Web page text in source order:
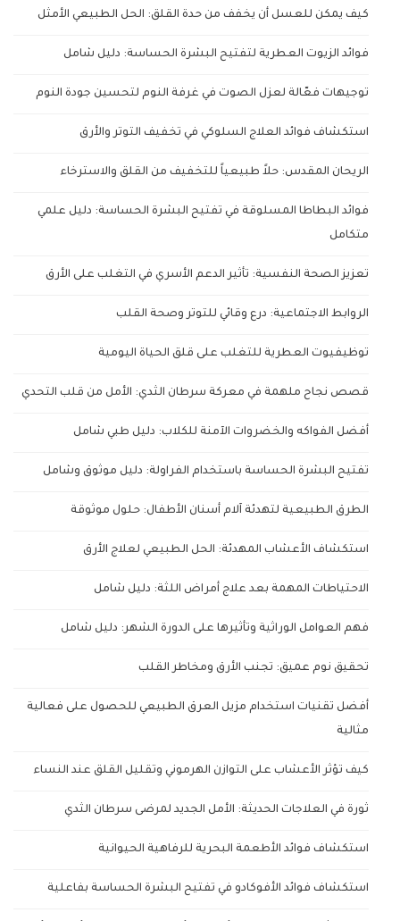
كيف يمكن للعسل أن يخفف من حدة القلق: الحل الطبيعي الأمثل
فوائد الزيوت العطرية لتفتيح البشرة الحساسة: دليل شامل
توجيهات فعّالة لعزل الصوت في غرفة النوم لتحسين جودة النوم
استكشاف فوائد العلاج السلوكي في تخفيف التوتر والأرق
الريحان المقدس: حلاً طبيعياً للتخفيف من القلق والاسترخاء
فوائد البطاطا المسلوقة في تفتيح البشرة الحساسة: دليل علمي
متكامل
تعزيز الصحة النفسية: تأثير الدعم الأسري في التغلب على الأرق
الروابط الاجتماعية: درع وقائي للتوتر وصحة القلب
توظيفيوت العطرية للتغلب على قلق الحياة اليومية
قصص نجاح ملهمة في معركة سرطان الثدي: الأمل من قلب التحدي
أفضل الفواكه والخضروات الآمنة للكلاب: دليل طبي شامل
تفتيح البشرة الحساسة باستخدام الفراولة: دليل موثوق وشامل
الطرق الطبيعية لتهدئة آلام أسنان الأطفال: حلول موثوقة
استكشاف الأعشاب المهدئة: الحل الطبيعي لعلاج الأرق
الاحتياطات المهمة بعد علاج أمراض اللثة: دليل شامل
فهم العوامل الوراثية وتأثيرها على الدورة الشهر: دليل شامل
تحقيق نوم عميق: تجنب الأرق ومخاطر القلب
أفضل تقنيات استخدام مزيل العرق الطبيعي للحصول على فعالية
مثالية
كيف تؤثر الأعشاب على التوازن الهرموني وتقليل القلق عند النساء
ثورة في العلاجات الحديثة: الأمل الجديد لمرضى سرطان الثدي
استكشاف فوائد الأطعمة البحرية للرفاهية الحيوانية
استكشاف فوائد الأفوكادو في تفتيح البشرة الحساسة بفاعلية